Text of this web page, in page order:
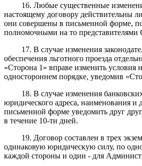
16. Любые существенные
настоящему договору действительны
они совершены в письменной форме,
полномочными на то представителями
17. В случае изменения
обеспечения льготного проезда
«Сторона 1» вправе изменить условия
одностороннем порядке, уведомив
18. В случае изменения
юридического адреса, наименования и
письменной форме уведомить друг
в течение 10-ти дней.
19. Договор составлен в трех
одинаковую юридическую силу, по
каждой стороны и один - для